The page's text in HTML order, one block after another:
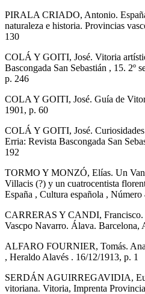
PIRALA CRIADO, Antonio.
naturaleza e historia. Provincias
130
COLÁ Y GOITI, José. Vitoria
Bascongada San Sebastián , 15. 2º
p. 246
COLA Y GOITI, José. Guía de
1901, p. 60
COLÁ Y GOITI, José.
Erria: Revista Bascongada San
192
TORMO Y MONZÓ, Elías. Un
Villacis (?) y un cuatrocentista
España , Cultura española ,
CARRERAS Y CANDI, Francisco.
Vascpo Navarro. Álava. Barcelona,
ALFARO FOURNIER, Tomás.
, Heraldo Alavés . 16/12/1913, p. 1
SERDÁN AGUIRREGAVIDIA,
vitoriana. Vitoria, Imprenta